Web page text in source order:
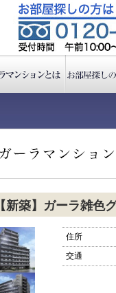
【新築】ガーラ雑色
住所
交通